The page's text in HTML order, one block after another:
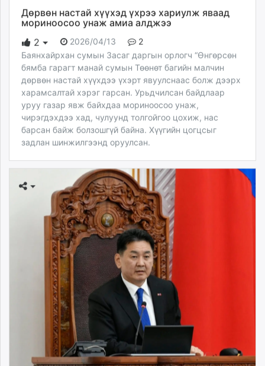
Дөрвөн настай хүүхэд үхрээ хариулж яваад
мориноосоо унаж амиа алджээ
2
2026/04/13
2
Баянхайрхан сумын Засаг даргын орлогч “Өнгөрсөн
бямба гарагт манай сумын Төөнөт багийн малчин
дөрвөн настай хүүхдээ үхэрт явуулснаас болж дээрх
харамсалтай хэрэг гарсан. Урьдчилсан байдлаар
уруу газар явж байхдаа мориноосоо унаж,
чирэгдэхдээ хад, чулуунд толгойгоо цохиж, нас
барсан байж болзошгүй байна. Хүүгийн цогцсыг
задлан шинжилгээнд оруулсан.